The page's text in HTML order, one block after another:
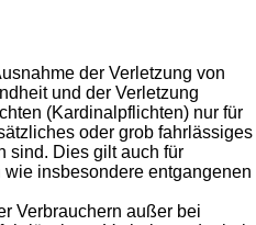
der Verletzung von
und der Verletzung
(Kardinalpflichten) nur für
oder grob fahrlässiges
sind. Dies gilt auch für
insbesondere entgangenen
Verbrauchern außer bei